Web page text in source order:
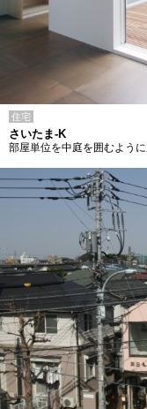
住宅
さいたま-K
部屋単位を中庭を囲むよう